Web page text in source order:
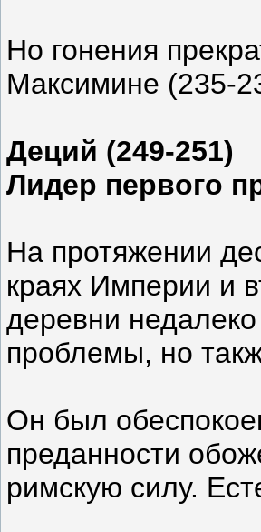
Но гонения
Максимине (235-
Деций (249-251)
Лидер первого
На протяжении
краях Империи и
деревни
проблемы, но
Он был
преданности
римскую силу.